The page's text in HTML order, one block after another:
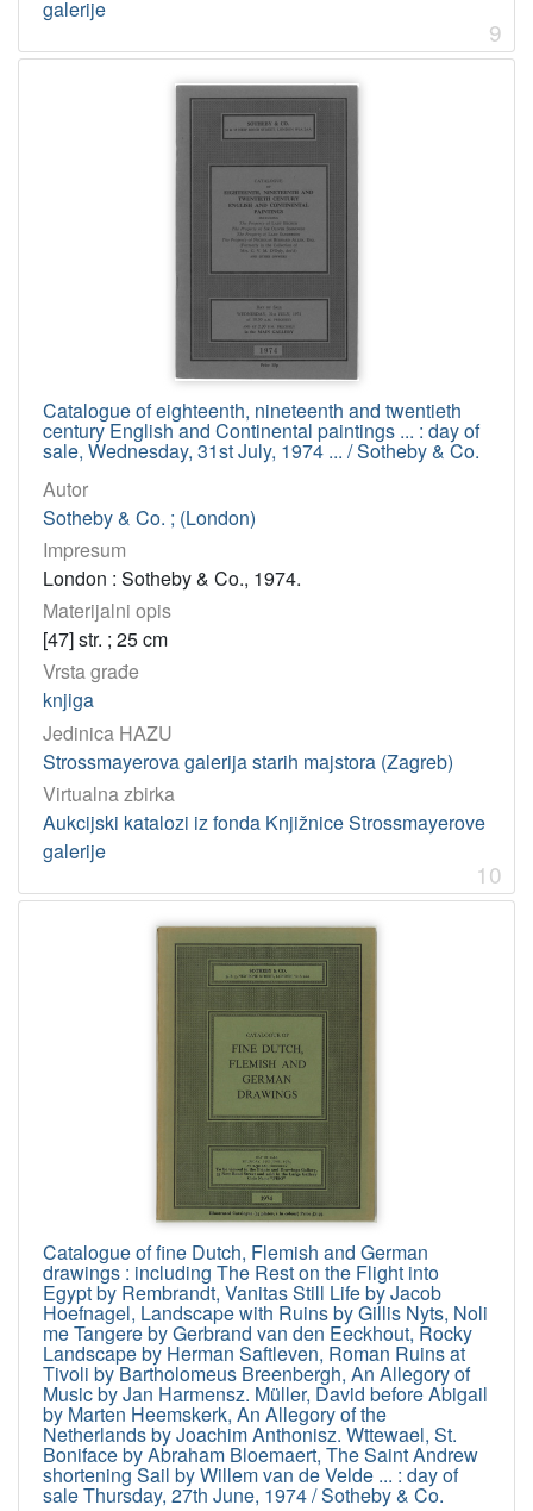
galerije
9
Catalogue of eighteenth, nineteenth and twentieth
century English and Continental paintings ... : day of
sale, Wednesday, 31st July, 1974 ... / Sotheby & Co.
Autor
Sotheby & Co. ; (London)
Impresum
London : Sotheby & Co., 1974.
Materijalni opis
[47] str. ; 25 cm
Vrsta građe
knjiga
Jedinica HAZU
Strossmayerova galerija starih majstora (Zagreb)
Virtualna zbirka
Aukcijski katalozi iz fonda Knjižnice Strossmayerove
galerije
10
Catalogue of fine Dutch, Flemish and German
drawings : including The Rest on the Flight into
Egypt by Rembrandt, Vanitas Still Life by Jacob
Hoefnagel, Landscape with Ruins by Gillis Nyts, Noli
me Tangere by Gerbrand van den Eeckhout, Rocky
Landscape by Herman Saftleven, Roman Ruins at
Tivoli by Bartholomeus Breenbergh, An Allegory of
Music by Jan Harmensz. Müller, David before Abigail
by Marten Heemskerk, An Allegory of the
Netherlands by Joachim Anthonisz. Wttewael, St.
Boniface by Abraham Bloemaert, The Saint Andrew
shortening Sail by Willem van de Velde ... : day of
sale Thursday, 27th June, 1974 / Sotheby & Co.